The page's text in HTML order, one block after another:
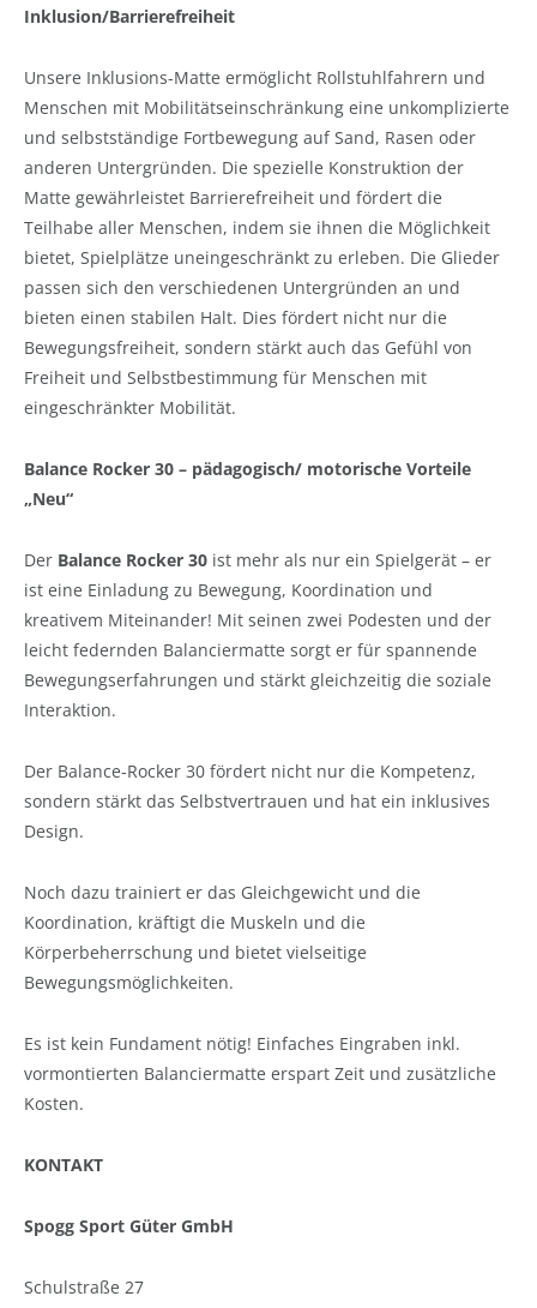
Inklusion/Barrierefreiheit
Unsere Inklusions-Matte ermöglicht Rollstuhlfahrern und
Menschen mit Mobilitätseinschränkung eine unkomplizierte
und selbstständige Fortbewegung auf Sand, Rasen oder
anderen Untergründen. Die spezielle Konstruktion der
Matte gewährleistet Barrierefreiheit und fördert die
Teilhabe aller Menschen, indem sie ihnen die Möglichkeit
bietet, Spielplätze uneingeschränkt zu erleben. Die Glieder
passen sich den verschiedenen Untergründen an und
bieten einen stabilen Halt. Dies fördert nicht nur die
Bewegungsfreiheit, sondern stärkt auch das Gefühl von
Freiheit und Selbstbestimmung für Menschen mit
eingeschränkter Mobilität.
Balance Rocker 30 – pädagogisch/ motorische Vorteile
„Neu“
Der Balance Rocker 30 ist mehr als nur ein Spielgerät – er
ist eine Einladung zu Bewegung, Koordination und
kreativem Miteinander! Mit seinen zwei Podesten und der
leicht federnden Balanciermatte sorgt er für spannende
Bewegungserfahrungen und stärkt gleichzeitig die soziale
Interaktion.
Der Balance-Rocker 30 fördert nicht nur die Kompetenz,
sondern stärkt das Selbstvertrauen und hat ein inklusives
Design.
Noch dazu trainiert er das Gleichgewicht und die
Koordination, kräftigt die Muskeln und die
Körperbeherrschung und bietet vielseitige
Bewegungsmöglichkeiten.
Es ist kein Fundament nötig! Einfaches Eingraben inkl.
vormontierten Balanciermatte erspart Zeit und zusätzliche
Kosten.
KONTAKT
Spogg Sport Güter GmbH
Schulstraße 27